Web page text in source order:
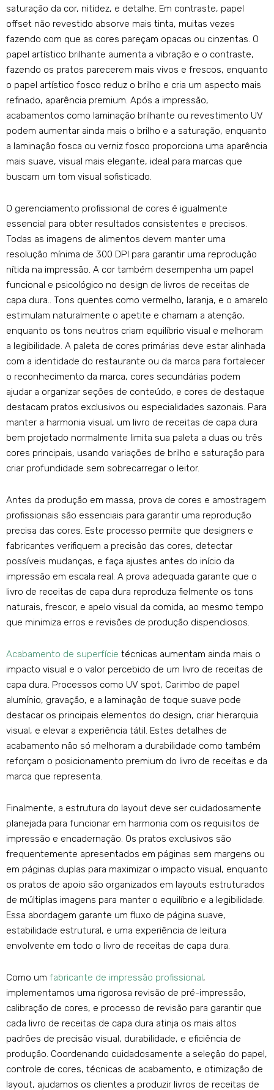
saturação da cor, nitidez, e detalhe. Em contraste, papel
offset não revestido absorve mais tinta, muitas vezes
fazendo com que as cores pareçam opacas ou cinzentas. O
papel artístico brilhante aumenta a vibração e o contraste,
fazendo os pratos parecerem mais vivos e frescos, enquanto
o papel artístico fosco reduz o brilho e cria um aspecto mais
refinado, aparência premium. Após a impressão,
acabamentos como laminação brilhante ou revestimento UV
podem aumentar ainda mais o brilho e a saturação, enquanto
a laminação fosca ou verniz fosco proporciona uma aparência
mais suave, visual mais elegante, ideal para marcas que
buscam um tom visual sofisticado.
O gerenciamento profissional de cores é igualmente
essencial para obter resultados consistentes e precisos.
Todas as imagens de alimentos devem manter uma
resolução mínima de 300 DPI para garantir uma reprodução
nítida na impressão. A cor também desempenha um papel
funcional e psicológico no design de livros de receitas de
capa dura.. Tons quentes como vermelho, laranja, e o amarelo
estimulam naturalmente o apetite e chamam a atenção,
enquanto os tons neutros criam equilíbrio visual e melhoram
a legibilidade. A paleta de cores primárias deve estar alinhada
com a identidade do restaurante ou da marca para fortalecer
o reconhecimento da marca, cores secundárias podem
ajudar a organizar seções de conteúdo, e cores de destaque
destacam pratos exclusivos ou especialidades sazonais. Para
manter a harmonia visual, um livro de receitas de capa dura
bem projetado normalmente limita sua paleta a duas ou três
cores principais, usando variações de brilho e saturação para
criar profundidade sem sobrecarregar o leitor.
Antes da produção em massa, prova de cores e amostragem
profissionais são essenciais para garantir uma reprodução
precisa das cores. Este processo permite que designers e
fabricantes verifiquem a precisão das cores, detectar
possíveis mudanças, e faça ajustes antes do início da
impressão em escala real. A prova adequada garante que o
livro de receitas de capa dura reproduza fielmente os tons
naturais, frescor, e apelo visual da comida, ao mesmo tempo
que minimiza erros e revisões de produção dispendiosos.
Acabamento de superfície técnicas aumentam ainda mais o
impacto visual e o valor percebido de um livro de receitas de
capa dura. Processos como UV spot, Carimbo de papel
alumínio, gravação, e a laminação de toque suave pode
destacar os principais elementos do design, criar hierarquia
visual, e elevar a experiência tátil. Estes detalhes de
acabamento não só melhoram a durabilidade como também
reforçam o posicionamento premium do livro de receitas e da
marca que representa.
Finalmente, a estrutura do layout deve ser cuidadosamente
planejada para funcionar em harmonia com os requisitos de
impressão e encadernação. Os pratos exclusivos são
frequentemente apresentados em páginas sem margens ou
em páginas duplas para maximizar o impacto visual, enquanto
os pratos de apoio são organizados em layouts estruturados
de múltiplas imagens para manter o equilíbrio e a legibilidade.
Essa abordagem garante um fluxo de página suave,
estabilidade estrutural, e uma experiência de leitura
envolvente em todo o livro de receitas de capa dura.
Como um fabricante de impressão profissional ,
implementamos uma rigorosa revisão de pré-impressão,
calibração de cores, e processo de revisão para garantir que
cada livro de receitas de capa dura atinja os mais altos
padrões de precisão visual, durabilidade, e eficiência de
produção. Coordenando cuidadosamente a seleção do papel,
controle de cores, técnicas de acabamento, e otimização de
layout, ajudamos os clientes a produzir livros de receitas de